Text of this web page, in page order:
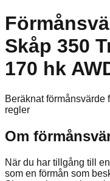
Skåp 350
170 hk
Beräknat förmånsvärde
regler
Om
När du har tillgång till
som en förmån som